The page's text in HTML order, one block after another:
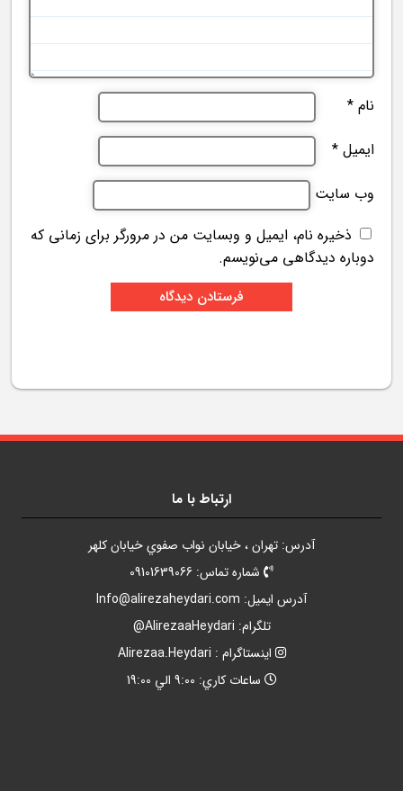
نام *
ایمیل *
وب‌ سایت
ذخیره نام، ایمیل و وبسایت من در مرورگر برای زمانی که
دوباره دیدگاهی می‌نویسم.
ارتباط با ما
آدرس: تهران ، خيابان نواب صفوي خيابان کلهر
شماره تماس: 09101639066
آدرس ايميل: Info@alirezaheydari.com
تلگرام: AlirezaaHeydari@
اينستاگرام : Alirezaa.Heydari
ساعات کاري: 9:00 الي 19:00